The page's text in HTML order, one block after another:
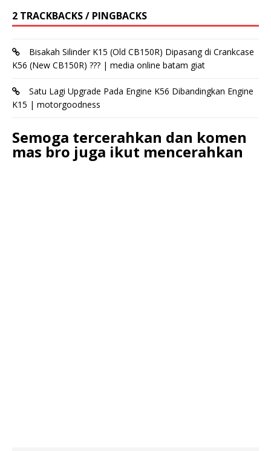
2 TRACKBACKS / PINGBACKS
Bisakah Silinder K15 (Old CB150R) Dipasang di Crankcase
K56 (New CB150R) ??? | media online batam giat
Satu Lagi Upgrade Pada Engine K56 Dibandingkan Engine
K15 | motorgoodness
Semoga tercerahkan dan komen
mas bro juga ikut mencerahkan